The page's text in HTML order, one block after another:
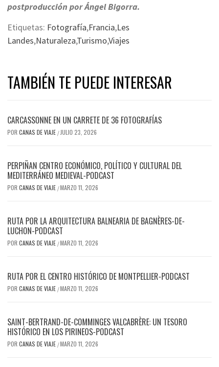
postproducción por Ángel Bigorra.
Etiquetas: Fotografía,Francia,Les
Landes,Naturaleza,Turismo,Viajes
TAMBIÉN TE PUEDE INTERESAR
CARCASSONNE EN UN CARRETE DE 36 FOTOGRAFÍAS
POR CANAS DE VIAJE / JULIO 23, 2026
PERPIÑAN CENTRO ECONÓMICO, POLÍTICO Y CULTURAL DEL
MEDITERRÁNEO MEDIEVAL-PODCAST
POR CANAS DE VIAJE /MARZO 11, 2026
RUTA POR LA ARQUITECTURA BALNEARIA DE BAGNÈRES-DE-
LUCHON-PODCAST
POR CANAS DE VIAJE /MARZO 11, 2026
RUTA POR EL CENTRO HISTÓRICO DE MONTPELLIER-PODCAST
POR CANAS DE VIAJE /MARZO 11, 2026
SAINT-BERTRAND-DE-COMMINGES VALCABRÈRE: UN TESORO
HISTÓRICO EN LOS PIRINEOS-PODCAST
POR CANAS DE VIAJE /MARZO 11, 2026